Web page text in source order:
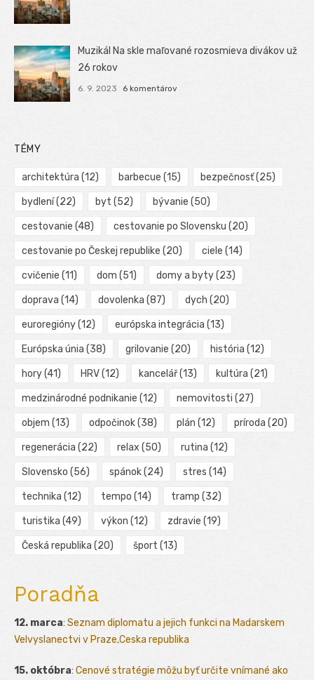
Muzikál Na skle maľované rozosmieva divákov už
26 rokov
6. 9. 2023 6 komentárov
TÉMY
architektúra (12) barbecue (15) bezpečnosť(25)
bydlení(22) byt (52) bývanie (50)
cestovanie (48) cestovanie po Slovensku (20)
cestovanie po Českej republike (20) ciele (14)
cvičenie (11) dom (51) domy a byty(23)
doprava (14) dovolenka (87) dych (20)
euroregióny(12) európska integrácia (13)
Európska únia (38) grilovanie (20) história (12)
hory(41) HRV(12) kancelář(13) kultúra (21)
medzinárodné podnikanie (12) nemovitosti (27)
objem (13) odpočinok(38) plán (12) príroda (20)
regenerácia (22) relax (50) rutina (12)
Slovensko (56) spánok(24) stres (14)
technika (12) tempo (14) tramp (32)
turistika (49) výkon (12) zdravie (19)
Česká republika (20) šport (13)
Poradňa
12. marca: Seznam diplomatu a jejich funkci na Madarskem
Velvyslanectvi v Praze,Ceska republika
15. októbra: Cenové stratégie môžu byť určite vnímané ako